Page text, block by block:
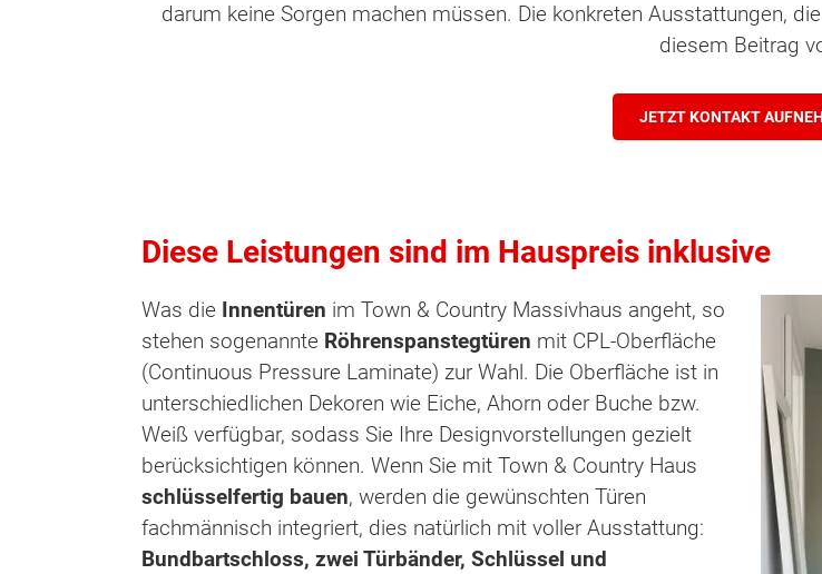
darum keine Sorgen machen müssen. Die konkreten Ausstattungen,
diesem Beitrag
JETZT KONTAKT
Diese Leistungen sind im Hauspreis inklusive
Was die Innentüren im Town & Country Massivhaus angeht, so
stehen sogenannte Röhrenspanstegtüren mit CPL-Oberfläche
(Continuous Pressure Laminate) zur Wahl. Die Oberfläche ist in
unterschiedlichen Dekoren wie Eiche, Ahorn oder Buche bzw.
Weiß verfügbar, sodass Sie Ihre Designvorstellungen gezielt
berücksichtigen können. Wenn Sie mit Town & Country Haus
schlüsselfertig bauen, werden die gewünschten Türen
fachmännisch integriert, dies natürlich mit voller Ausstattung:
Bundbartschloss, zwei Türbänder, Schlüssel und
Wonach möchten Sie suchen?